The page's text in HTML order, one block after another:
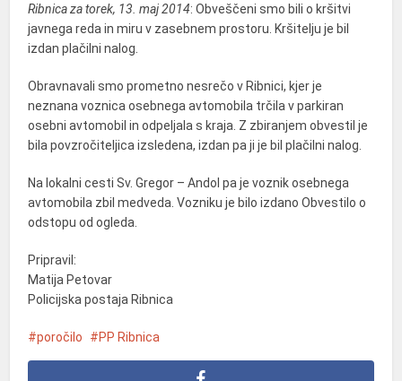
Ribnica za torek, 13. maj 2014: Obveščeni smo bili o kršitvi
javnega reda in miru v zasebnem prostoru. Kršitelju je bil
izdan plačilni nalog.
Obravnavali smo prometno nesrečo v Ribnici, kjer je
neznana voznica osebnega avtomobila trčila v parkiran
osebni avtomobil in odpeljala s kraja. Z zbiranjem obvestil je
bila povzročiteljica izsledena, izdan pa ji je bil plačilni nalog.
Na lokalni cesti Sv. Gregor – Andol pa je voznik osebnega
avtomobila zbil medveda. Vozniku je bilo izdano Obvestilo o
odstopu od ogleda.
Pripravil:
Matija Petovar
Policijska postaja Ribnica
poročilo PP Ribnica